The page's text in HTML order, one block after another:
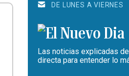
DE LUNES A VIERNES
Las noticias explicadas
directa para entender lo